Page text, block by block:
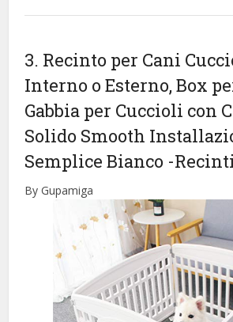
3. Recinto per Cani
Interno o Esterno, Box
Gabbia per Cuccioli con
Solido Smooth
Semplice Bianco -
By Gupamiga